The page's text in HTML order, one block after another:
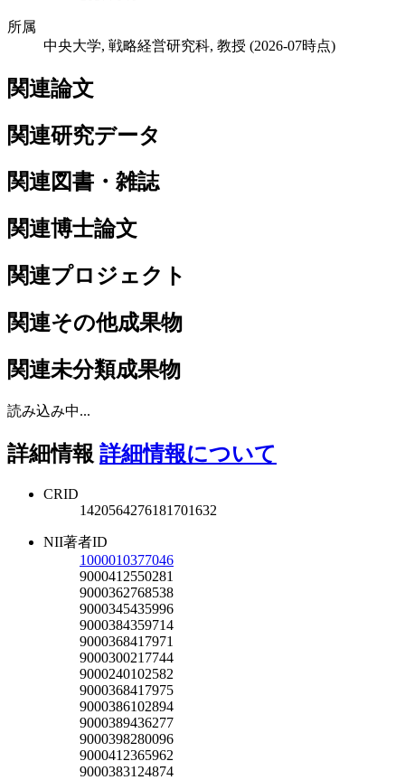
所属
中央大学, 戦略経営研究科, 教授 (2026-07時点)
関連論文
関連研究データ
関連図書・雑誌
関連博士論文
関連プロジェクト
関連その他成果物
関連未分類成果物
読み込み中...
詳細情報 詳細情報について
CRID
1420564276181701632
NII著者ID
1000010377046
9000412550281
9000362768538
9000345435996
9000384359714
9000368417971
9000300217744
9000240102582
9000368417975
9000386102894
9000389436277
9000398280096
9000412365962
9000383124874